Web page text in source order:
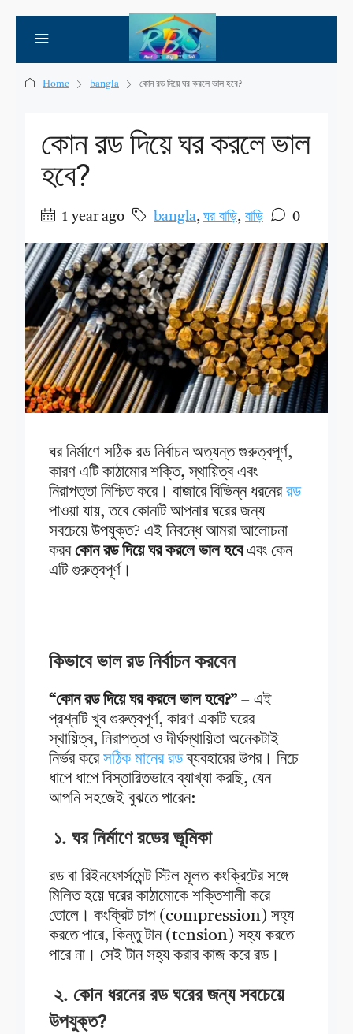
Home bangla কোন রড দিয়ে ঘর করলে ভাল হবে?
কোন রড দিয়ে ঘর করলে ভাল
হবে?
1 year ago bangla, ঘর বাড়ি, বাড়ি 0
ঘর নির্মাণে সঠিক রড নির্বাচন অত্যন্ত গুরুত্বপূর্ণ,
কারণ এটি কাঠামোর শক্তি, স্থায়িত্ব এবং
নিরাপত্তা নিশ্চিত করে। বাজারে বিভিন্ন ধরনেররড
পাওয়া যায়, তবে কোনটি আপনার ঘরের জন্য
সবচেয়ে উপযুক্ত? এই নিবন্ধে আমরা আলোচনা
করবকোন রড দিয়ে ঘর করলে ভাল হবেএবং কেন
এটি গুরুত্বপূর্ণ।
কিভাবে ভাল রড নির্বাচন করবেন
“কোন রড দিয়ে ঘর করলে ভাল হবে?” – এই
প্রশ্নটি খুব গুরুত্বপূর্ণ, কারণ একটি ঘরের
স্থায়িত্ব, নিরাপত্তা ও দীর্ঘস্থায়িতা অনেকটাই
নির্ভর করেসঠিক মানের রডব্যবহারের উপর। নিচে
ধাপে ধাপে বিস্তারিতভাবে ব্যাখ্যা করছি, যেন
আপনি সহজেই বুঝতে পারেন:
১. ঘর নির্মাণে রডের ভূমিকা
রড বা রিইনফোর্সমেন্ট স্টিল মূলত কংক্রিটের সঙ্গে
মিলিত হয়ে ঘরের কাঠামোকে শক্তিশালী করে
তোলে। কংক্রিট চাপ (compression) সহ্য
করতে পারে, কিন্তু টান (tension) সহ্য করতে
পারে না। সেই টান সহ্য করার কাজ করে রড।
২. কোন ধরনের রড ঘরের জন্য সবচেয়ে
উপযুক্ত?